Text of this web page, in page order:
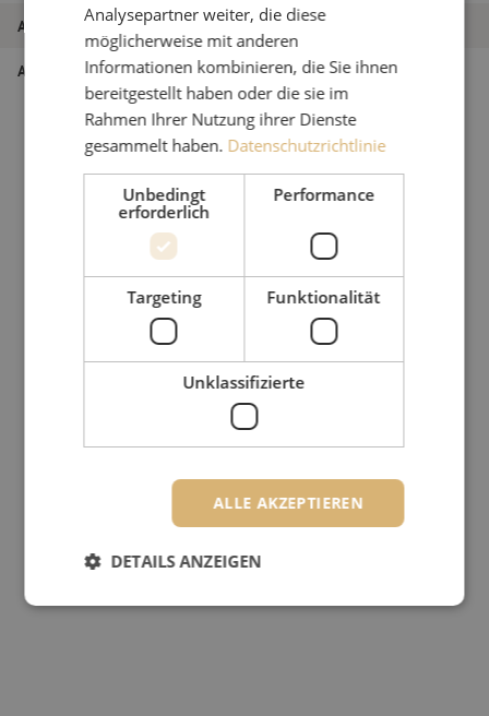
Artikel Nummer M00003302
Art des Produkts 19-Zoll-Platten
Analysepartner weiter, die diese
möglicherweise mit anderen
Informationen kombinieren, die Sie ihnen
bereitgestellt haben oder die sie im
Rahmen Ihrer Nutzung ihrer Dienste
gesammelt haben. Datenschutzrichtlinie
Unbedingt
erforderlich
Performance
Targeting Funktionalität
Unklassifizierte
ALLE AKZEPTIEREN
DETAILS ANZEIGEN